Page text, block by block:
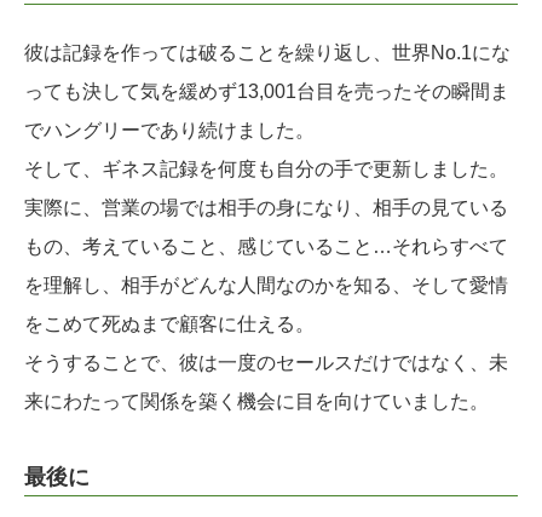
彼は記録を作っては破ることを繰り返し、世界No.1にな
っても決して気を緩めず13,001台目を売ったその瞬間ま
でハングリーであり続けました。
そして、ギネス記録を何度も自分の手で更新しました。
実際に、営業の場では相手の身になり、相手の見ている
もの、考えていること、感じていること…それらすべて
を理解し、相手がどんな人間なのかを知る、そして愛情
をこめて死ぬまで顧客に仕える。
そうすることで、彼は一度のセールスだけではなく、未
来にわたって関係を築く機会に目を向けていました。
最後に